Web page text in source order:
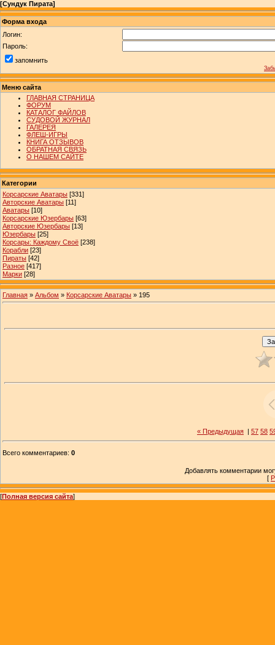
[Сундук Пирата]
Форма входа
Логин:
Пароль:
запомнить
Меню сайта
ГЛАВНАЯ СТРАНИЦА
ФОРУМ
КАТАЛОГ ФАЙЛОВ
СУДОВОЙ ЖУРНАЛ
ГАЛЕРЕЯ
ФЛЕШ-ИГРЫ
КНИГА ОТЗЫВОВ
ОБРАТНАЯ СВЯЗЬ
О НАШЕМ САЙТЕ
Категории
Корсарские Аватары [331]
Авторские Аватары [11]
Аватары [10]
Корсарские Юзербары [63]
Авторские Юзербары [13]
Юзербары [25]
Корсары: Каждому Своё [238]
Корабли [23]
Пираты [42]
Разное [417]
Марки [28]
Главная » Альбом » Корсарские Аватары » 195
« Предыдущая 57 58
Всего комментариев: 0
Добавлять комментарии
[
[Полная версия сайта]